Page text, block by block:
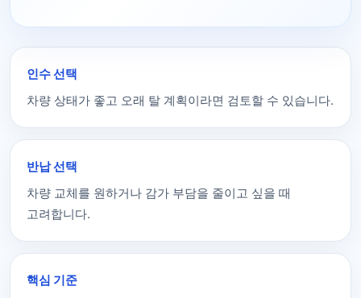
인수 선택
차량 상태가 좋고 오래 탈 계획이라면 검토할 수 있습니다.
반납 선택
차량 교체를 원하거나 감가 부담을 줄이고 싶을 때
고려합니다.
핵심 기준